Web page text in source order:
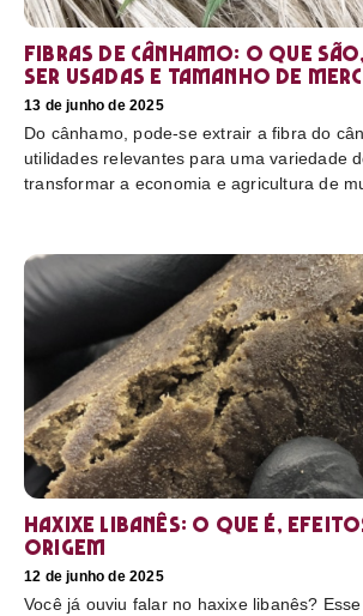
Fibras de cânhamo: o que
ser usadas e tamanho de
13 de junho de 2025
Do cânhamo, pode-se extrair a fibra do
utilidades relevantes para uma variedade
transformar a economia e agricultura de
Haxixe libanês: O que é,
origem
12 de junho de 2025
Você já ouviu falar no haxixe libanês?